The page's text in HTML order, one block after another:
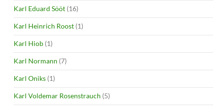
Karl Eduard Sööt (16)
Karl Heinrich Roost (1)
Karl Hiob (1)
Karl Normann (7)
Karl Oniks (1)
Karl Voldemar Rosenstrauch (5)